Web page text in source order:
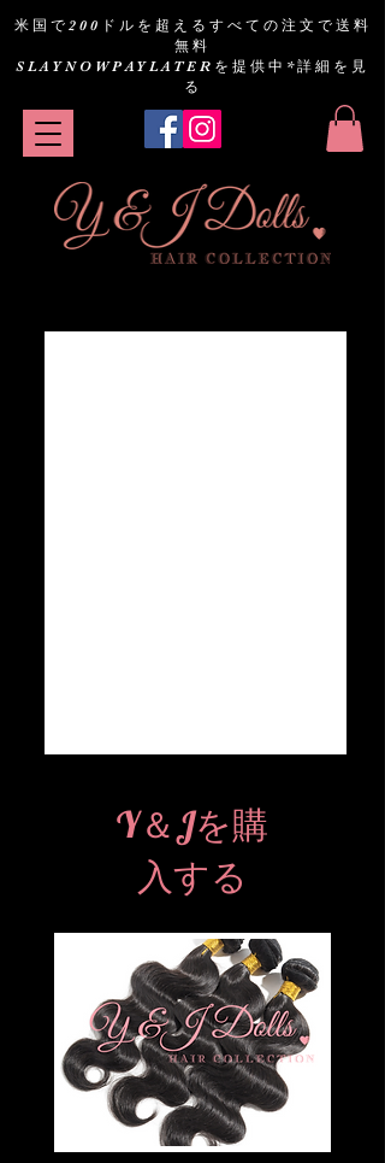
米国で200ドルを超えるすべての注文で送料
無料
SLAYNOWPAYLATERを提供中 *詳細を見
る
Y＆Jを購
入する